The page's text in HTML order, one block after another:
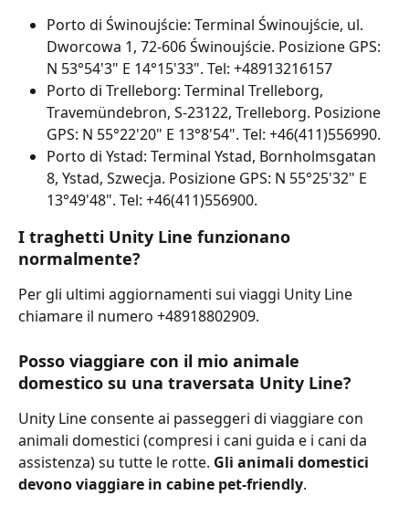
Porto di Świnoujście: Terminal Świnoujście, ul.
Dworcowa 1, 72-606 Świnoujście. Posizione GPS:
N 53°54'3" E 14°15'33". Tel: +48913216157
Porto di Trelleborg: Terminal Trelleborg,
Travemündebron, S-23122, Trelleborg. Posizione
GPS: N 55°22'20" E 13°8'54". Tel: +46(411)556990.
Porto di Ystad: Terminal Ystad, Bornholmsgatan
8, Ystad, Szwecja. Posizione GPS: N 55°25'32" E
13°49'48". Tel: +46(411)556900.
I traghetti Unity Line funzionano
normalmente?
Per gli ultimi aggiornamenti sui viaggi Unity Line
chiamare il numero +48918802909.
Posso viaggiare con il mio animale
domestico su una traversata Unity Line?
Unity Line consente ai passeggeri di viaggiare con
animali domestici (compresi i cani guida e i cani da
assistenza) su tutte le rotte. Gli animali domestici
devono viaggiare in cabine pet-friendly.